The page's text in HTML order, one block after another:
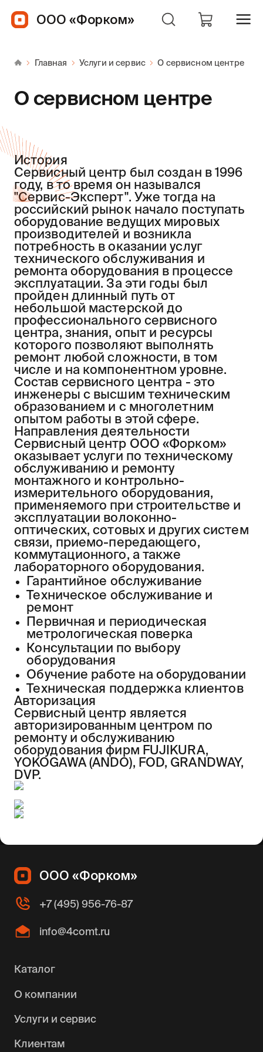
ООО «Форком»
Главная Услуги и сервис О сервисном центре
О сервисном центре
История
Cервисный центр был создан в 1996
году, в то время он назывался
"Сервис-Эксперт". Уже тогда на
российский рынок начало поступать
оборудование ведущих мировых
производителей и возникла
потребность в оказании услуг
технического обслуживания и
ремонта оборудования в процессе
эксплуатации. За эти годы был
пройден длинный путь от
небольшой мастерской до
профессионального сервисного
центра, знания, опыт и ресурсы
которого позволяют выполнять
ремонт любой сложности, в том
числе и на компонентном уровне.
Состав сервисного центра - это
инженеры с высшим техническим
образованием и с многолетним
опытом работы в этой сфере.
Направления деятельности
Сервисный центр ООО «Форком»
оказывает услуги по техническому
обслуживанию и ремонту
монтажного и контрольно-
измерительного оборудования,
применяемого при строительстве и
эксплуатации волоконно-
оптических, сотовых и других систем
связи, приемо-передающего,
коммутационного, а также
лабораторного оборудования.
Гарантийное обслуживание
Техническое обслуживание и
ремонт
Первичная и периодическая
метрологическая поверка
Консультации по выбору
оборудования
Обучение работе на оборудовании
Техническая поддержка клиентов
Авторизация
Сервисный центр является
авторизированным центром по
ремонту и обслуживанию
оборудования фирм FUJIKURA,
YOKOGAWA (ANDO), FOD, GRANDWAY,
DVP.
ООО «Форком»
+7 (495) 956-76-87
info@4comt.ru
Каталог
О компании
Услуги и сервис
Клиентам